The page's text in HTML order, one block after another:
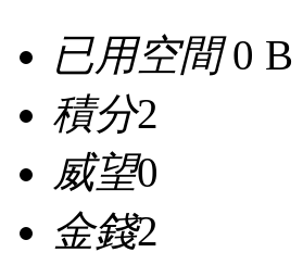
已用空間0 B
積分2
威望0
金錢2